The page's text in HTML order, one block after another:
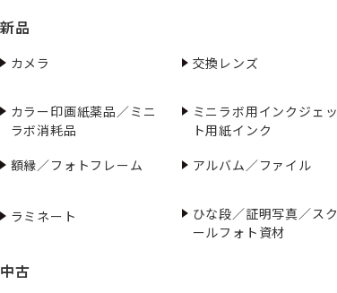
新品
カメラ 交換レンズ
カラー印画紙薬品／ミニ
ラボ消耗品
ミニラボ用インクジェッ
ト用紙インク
額縁／フォトフレーム
アルバム／ファイル
ラミネート
ひな段／証明写真／スク
ールフォト資材
中古